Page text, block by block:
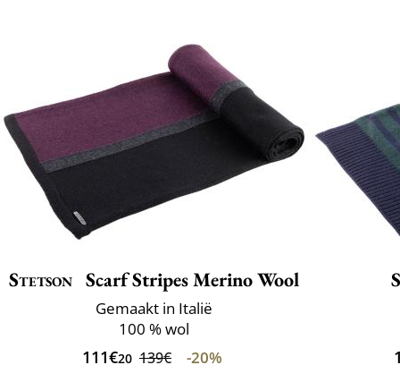
Stetson Scarf Stripes Merino Wool
Gemaakt in Italië
100 % wol
111€20 139€ -20%